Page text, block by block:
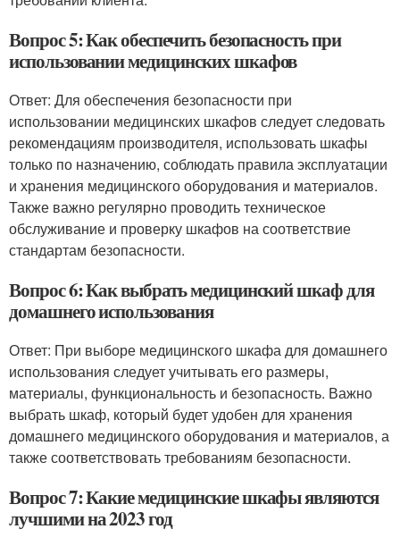
Вопрос 5: Как обеспечить безопасность при
использовании медицинских шкафов
Ответ: Для обеспечения безопасности при
использовании медицинских шкафов следует следовать
рекомендациям производителя, использовать шкафы
только по назначению, соблюдать правила эксплуатации
и хранения медицинского оборудования и материалов.
Также важно регулярно проводить техническое
обслуживание и проверку шкафов на соответствие
стандартам безопасности.
Вопрос 6: Как выбрать медицинский шкаф для
домашнего использования
Ответ: При выборе медицинского шкафа для домашнего
использования следует учитывать его размеры,
материалы, функциональность и безопасность. Важно
выбрать шкаф, который будет удобен для хранения
домашнего медицинского оборудования и материалов, а
также соответствовать требованиям безопасности.
Вопрос 7: Какие медицинские шкафы являются
лучшими на 2023 год